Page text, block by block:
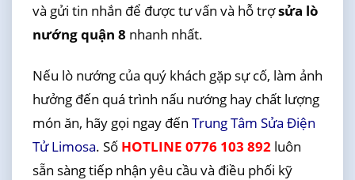
và gửi tin nhắn để được tư vấn và hỗ trợsửa lò
nướng quận 8 nhanh nhất.
Nếu lò nướng của quý khách gặp sự cố, làm ảnh
hưởng đến quá trình nấu nướng hay chất lượng
món ăn, hãy gọi ngay đến Trung Tâm Sửa Điện
Tử Limosa. Số HOTLINE 0776 103 892luôn
sẵn sàng tiếp nhận yêu cầu và điều phối kỹ